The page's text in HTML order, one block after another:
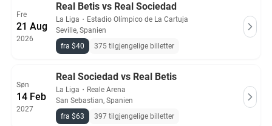
Fre
21 Aug
2026
Real Betis vs Real Sociedad
La Liga ・ Estadio Olímpico de La Cartuja
Seville, Spanien
fra $40
375 tilgjengelige billetter
Søn
14 Feb
2027
Real Sociedad vs Real Betis
La Liga ・ Reale Arena
San Sebastian, Spanien
fra $63
397 tilgjengelige billetter